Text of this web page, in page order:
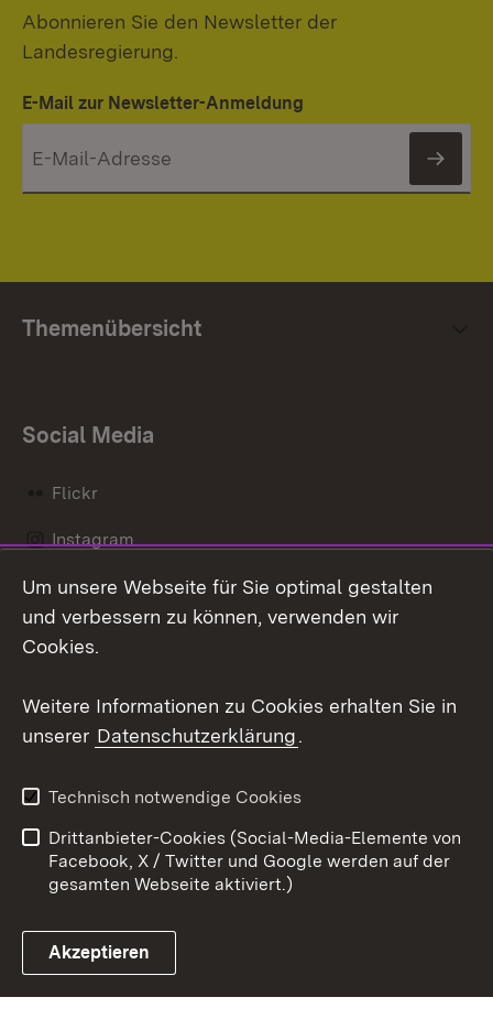
Abonnieren Sie den Newsletter der
Landesregierung.
E-Mail zur Newsletter-Anmeldung
Themenübersicht
Social Media
Flickr
Instagram
Social Wall
Link zum Landesportal
Barrierefreiheit
Benutzungshinweise
Impressum
Cookies
Um unsere Webseite für Sie optimal gestalten
und verbessern zu können, verwenden wir
Cookies.
Weitere Informationen zu Cookies erhalten Sie in
unserer Datenschutzerklärung.
Technisch notwendige Cookies
Drittanbieter-Cookies (Social-Media-Elemente von
Facebook, X / Twitter und Google werden auf der
gesamten Webseite aktiviert.)
Akzeptieren